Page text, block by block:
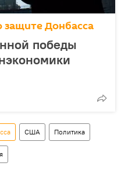
защите Донбасса
победы
США Политика